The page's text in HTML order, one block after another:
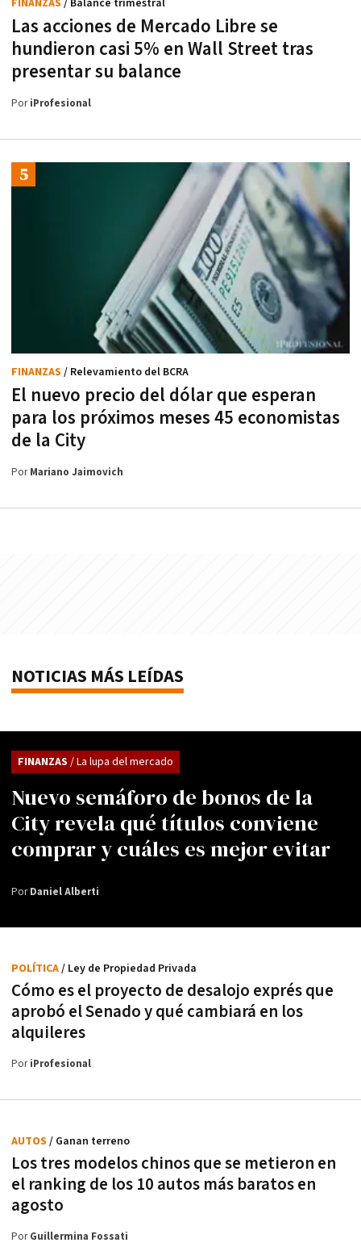
Las acciones de Mercado Libre se
hundieron casi 5% en Wall Street tras
presentar su balance
FINANZAS / Balance trimestral
PoriProfesional
El nuevo precio del dólar que esperan
para los próximos meses 45 economistas
de la City
FINANZAS / Relevamiento del BCRA
PorMariano Jaimovich
NOTICIAS MÁS LEÍDAS
Nuevo semáforo de bonos de la
City revela qué títulos conviene
comprar y cuáles es mejor evitar
FINANZAS / La lupa del mercado
PorDaniel Alberti
Cómo es el proyecto de desalojo exprés que
aprobó el Senado y qué cambiará en los
alquileres
POLÍTICA/ Ley de Propiedad Privada
PoriProfesional
Los tres modelos chinos que se metieron en
el ranking de los 10 autos más baratos en
agosto
AUTOS / Ganan terreno
PorGuillermina Fossati